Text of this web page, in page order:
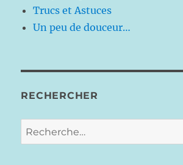
Trucs et Astuces
Un peu de douceur…
RECHERCHER
Recherche
pour :